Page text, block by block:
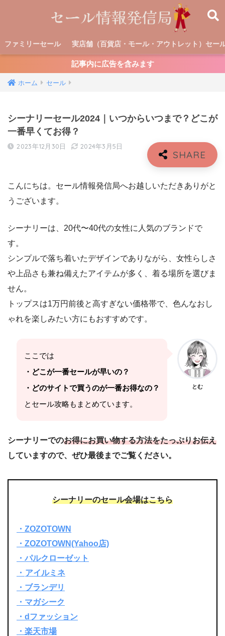
ファミリーセール 実店舗（百貨店・モール・アウトレット）セー
記事内に広告を含みます
ホーム セール
シーナリーセール2024｜いつからいつまで？どこが
一番早くてお得？
2023年12月30日 2024年3月5日
こんにちは。セール情報発信局へお越しいただきありがと
うございます。
シーナリーは、20代〜40代の女性に人気のブランドで
す。
シンプルで落ち着いたデザインでありながら、女性らしさ
や上品さも兼ね備えたアイテムが多く、着る場所を選びま
せん。
トップスは1万円前後と高すぎない価格帯で、色んなおし
ゃれを楽しみたい方にもおすすめです。
ここでは
・どこが一番セールが早いの？
・どのサイトで買うのが一番お得なの？
とセール攻略もまとめています。
とむ
シーナリーでのお得にお買い物する方法をたっぷりお伝え
していますので、ぜひ最後までご覧ください。
シーナリーのセール会場はこちら
・ZOZOTOWN
・ZOZOTOWN(Yahoo店)
・パルクローゼット
・ アイルミネ
・ブランデリ
・マガシーク
・dファッション
・楽天市場